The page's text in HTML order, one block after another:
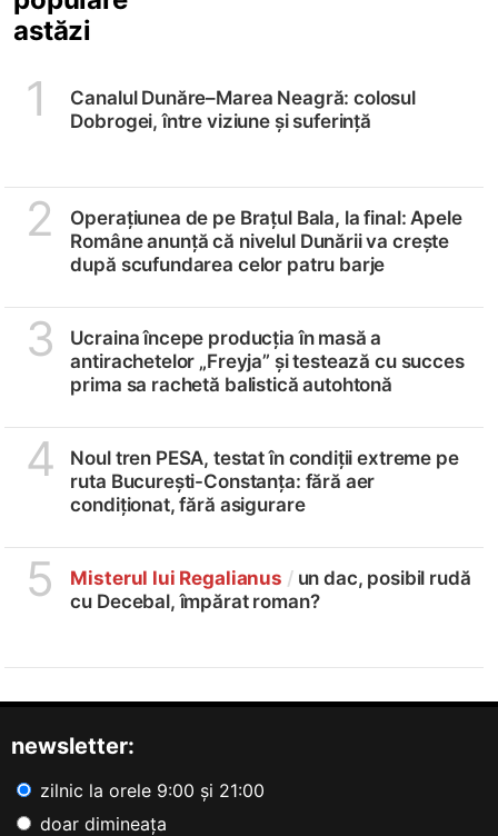
astăzi
1
Canalul Dunăre–Marea Neagră: colosul
Dobrogei, între viziune și suferință
2
Operațiunea de pe Brațul Bala, la final: Apele
Române anunță că nivelul Dunării va crește
după scufundarea celor patru barje
3
Ucraina începe producția în masă a
antirachetelor „Freyja” și testează cu succes
prima sa rachetă balistică autohtonă
4
Noul tren PESA, testat în condiții extreme pe
ruta București-Constanța: fără aer
condiționat, fără asigurare
5 Misterul lui Regalianus /un dac, posibil rudă
cu Decebal, împărat roman?
newsletter:
zilnic la orele 9:00 și 21:00
doar dimineața